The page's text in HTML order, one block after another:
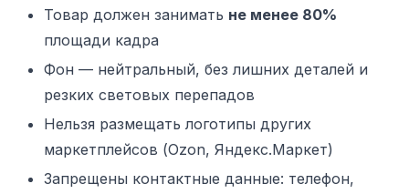
Товар должен занимать не менее 80%
площади кадра
Фон — нейтральный, без лишних деталей и
резких световых перепадов
Нельзя размещать логотипы других
маркетплейсов (Ozon, Яндекс.Маркет)
Запрещены контактные данные: телефон,